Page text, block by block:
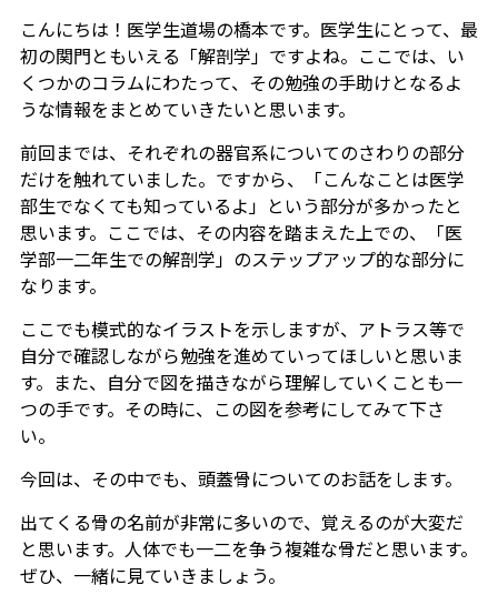
こんにちは！医学生道場の橋本です。医学生にとって、最
初の関門ともいえる「解剖学」ですよね。ここでは、い
くつかのコラムにわたって、その勉強の手助けとなるよ
うな情報をまとめていきたいと思います。
前回までは、それぞれの器官系についてのさわりの部分
だけを触れていました。ですから、「こんなことは医学
部生でなくても知っているよ」という部分が多かったと
思います。ここでは、その内容を踏まえた上での、「医
学部一二年生での解剖学」のステップアップ的な部分に
なります。
ここでも模式的なイラストを示しますが、アトラス等で
自分で確認しながら勉強を進めていってほしいと思いま
す。また、自分で図を描きながら理解していくことも一
つの手です。その時に、この図を参考にしてみて下さ
い。
今回は、その中でも、頭蓋骨についてのお話をします。
出てくる骨の名前が非常に多いので、覚えるのが大変だ
と思います。人体でも一二を争う複雑な骨だと思います。
ぜひ、一緒に見ていきましょう。